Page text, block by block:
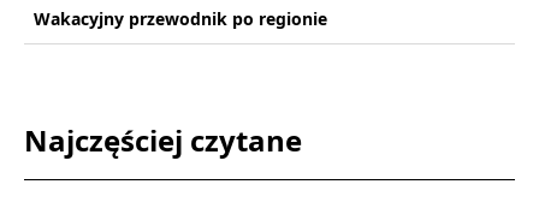
Wakacyjny przewodnik po regionie
Najczęściej czytane